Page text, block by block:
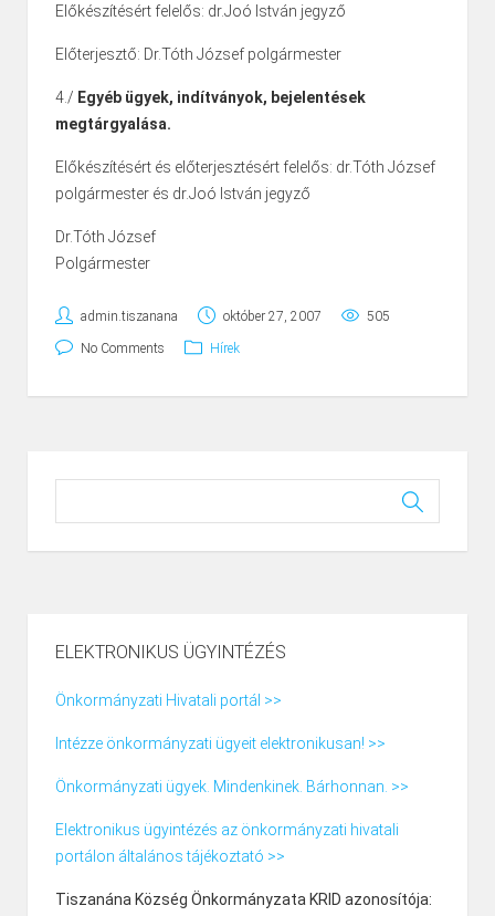
Előkészítésért felelős: dr.Joó István jegyző
Előterjesztő: Dr.Tóth József polgármester
4./ Egyéb ügyek, indítványok, bejelentések
megtárgyalása.
Előkészítésért és előterjesztésért felelős: dr.Tóth József
polgármester és dr.Joó István jegyző
Dr.Tóth József
Polgármester
admin.tiszanana október 27, 2007 505
No Comments Hírek
ELEKTRONIKUS ÜGYINTÉZÉS
Önkormányzati Hivatali portál >>
Intézze önkormányzati ügyeit elektronikusan! >>
Önkormányzati ügyek. Mindenkinek. Bárhonnan. >>
Elektronikus ügyintézés az önkormányzati hivatali
portálon általános tájékoztató >>
Tiszanána Község Önkormányzata KRID azonosítója: